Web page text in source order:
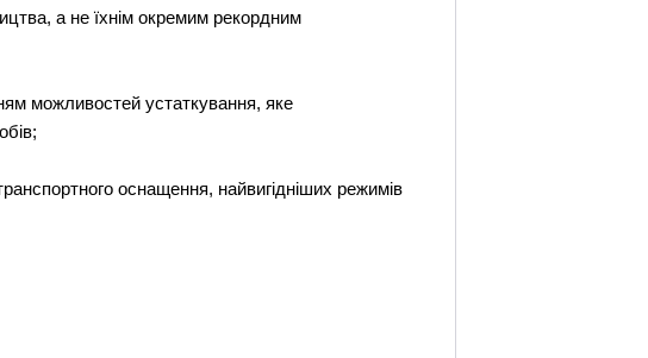
а не їхнім окремим рекордним
можливостей устаткування, яке
оснащення, найвигідніших режимів